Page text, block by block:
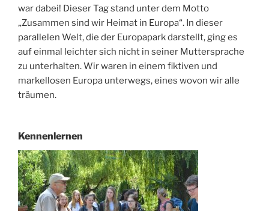
war dabei! Dieser Tag stand unter dem Motto
„Zusammen sind wir Heimat in Europa“. In dieser
parallelen Welt, die der Europapark darstellt, ging es
auf einmal leichter sich nicht in seiner Muttersprache
zu unterhalten. Wir waren in einem fiktiven und
markellosen Europa unterwegs, eines wovon wir alle
träumen.
Kennenlernen